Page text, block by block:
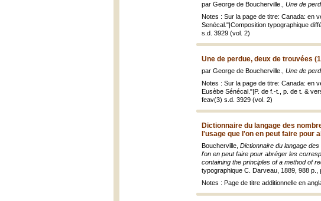
par George de Boucherville., Une de
Notes : Sur la page de titre: Canada: en
Senécal."|Composition typographique
s.d. 3929 (vol. 2)
Une de perdue, deux de trouvées
par George de Boucherville., Une de
Notes : Sur la page de titre: Canada: en
Eusèbe Sénécal."|P. de f.-t., p. de t. &
feav(3) s.d. 3929 (vol. 2)
Dictionnaire du langage des
l'usage que l'on en peut faire pour
Boucherville, Dictionnaire du langage
l'on en peut faire pour abréger les
containing the principles of a method of
typographique C. Darveau, 1889, 988 p.,
Notes : Page de titre additionnelle en